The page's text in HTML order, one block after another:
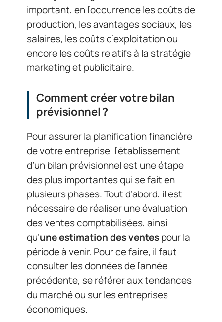
important, en l’occurrence les coûts de
production, les avantages sociaux, les
salaires, les coûts d’exploitation ou
encore les coûts relatifs à la stratégie
marketing et publicitaire.
Comment créer votre bilan
prévisionnel ?
Pour assurer la planification financière
de votre entreprise, l’établissement
d’un bilan prévisionnel est une étape
des plus importantes qui se fait en
plusieurs phases. Tout d’abord, il est
nécessaire de réaliser une évaluation
des ventes comptabilisées, ainsi
qu’une estimation des ventespour la
période à venir. Pour ce faire, il faut
consulter les données de l’année
précédente, se référer aux tendances
du marché ou sur les entreprises
économiques.